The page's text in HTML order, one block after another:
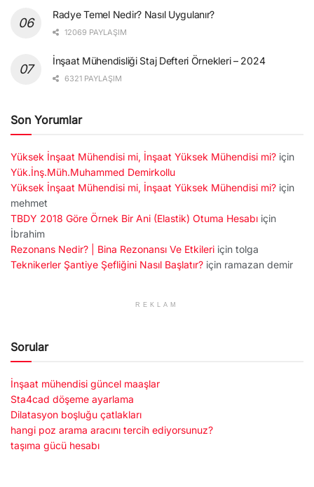
Radye Temel Nedir? Nasıl Uygulanır?
12069 PAYLAŞIM
İnşaat Mühendisliği Staj Defteri Örnekleri – 2024
6321 PAYLAŞIM
Son Yorumlar
Yüksek İnşaat Mühendisi mi, İnşaat Yüksek Mühendisi mi? için
Yük.İnş.Müh.Muhammed Demirkollu
Yüksek İnşaat Mühendisi mi, İnşaat Yüksek Mühendisi mi? için
mehmet
TBDY 2018 Göre Örnek Bir Ani (Elastik) Otuma Hesabı için
İbrahim
Rezonans Nedir? | Bina Rezonansı Ve Etkileri için tolga
Teknikerler Şantiye Şefliğini Nasıl Başlatır? için ramazan demir
REKLAM
Sorular
İnşaat mühendisi güncel maaşlar
Sta4cad döşeme ayarlama
Dilatasyon boşluğu çatlakları
hangi poz arama aracını tercih ediyorsunuz?
taşıma gücü hesabı